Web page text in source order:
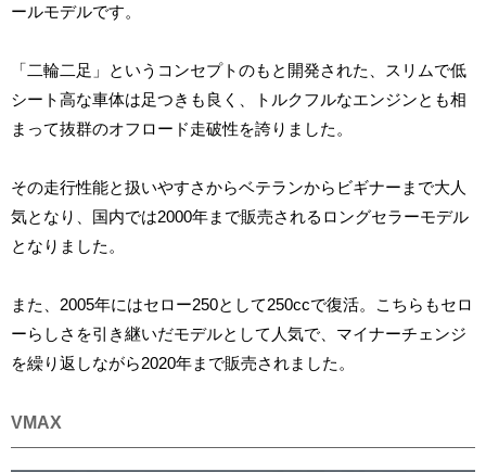
ールモデルです。
「二輪二足」というコンセプトのもと開発された、スリムで低
シート高な車体は足つきも良く、トルクフルなエンジンとも相
まって抜群のオフロード走破性を誇りました。
その走行性能と扱いやすさからベテランからビギナーまで大人
気となり、国内では2000年まで販売されるロングセラーモデル
となりました。
また、2005年にはセロー250として250ccで復活。こちらもセロ
ーらしさを引き継いだモデルとして人気で、マイナーチェンジ
を繰り返しながら2020年まで販売されました。
VMAX